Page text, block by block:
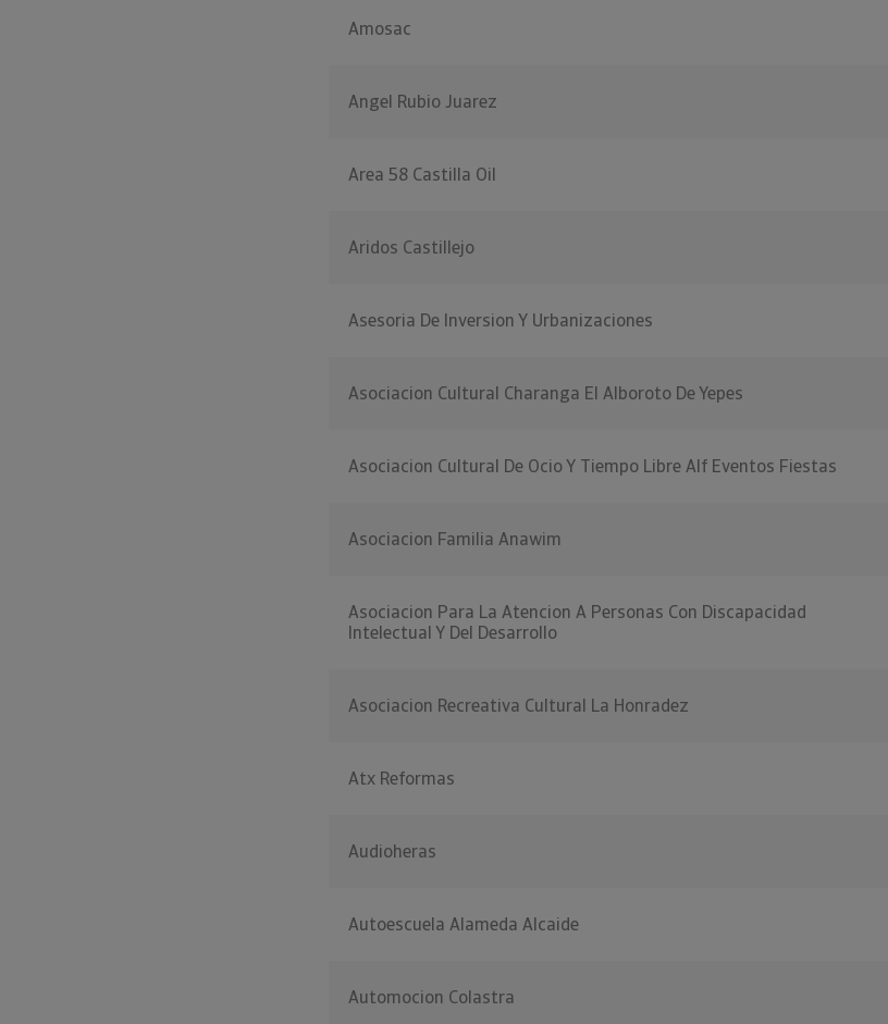
Amosac
Angel Rubio Juarez
Area 58 Castilla Oil
Aridos Castillejo
Asesoria De Inversion Y Urbanizaciones
Asociacion Cultural Charanga El Alboroto De Yepes
Asociacion Cultural De Ocio Y Tiempo Libre Alf Eventos Fiestas
Asociacion Familia Anawim
Asociacion Para La Atencion A Personas Con Discapacidad
Intelectual Y Del Desarrollo
Asociacion Recreativa Cultural La Honradez
Atx Reformas
Audioheras
Autoescuela Alameda Alcaide
Automocion Colastra